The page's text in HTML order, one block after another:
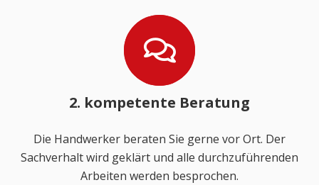
2. kompetente Beratung
Die Handwerker beraten Sie gerne vor Ort. Der
Sachverhalt wird geklärt und alle durchzuführenden
Arbeiten werden besprochen.